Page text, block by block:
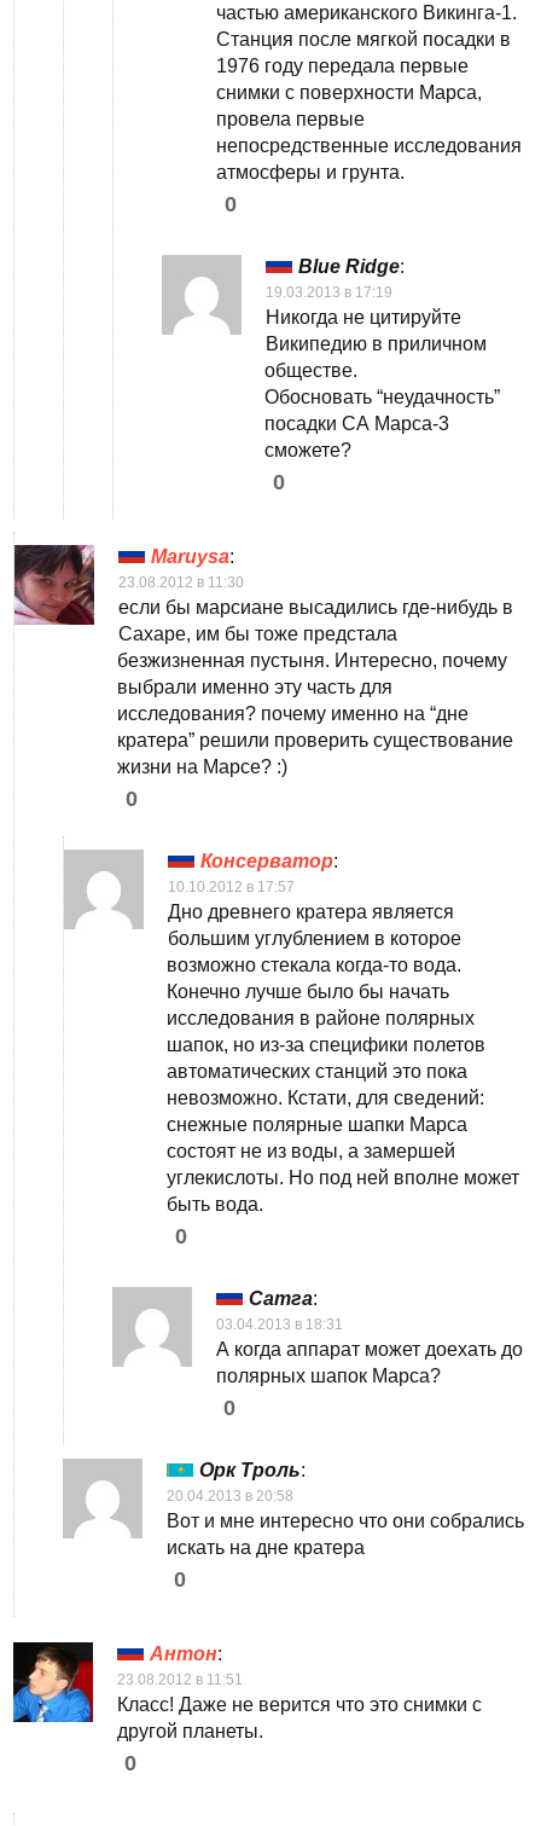
частью американского Викинга-1.
Станция после мягкой посадки в
1976 году передала первые
снимки с поверхности Марса,
провела первые
непосредственные исследования
атмосферы и грунта.
0
Blue Ridge:
19.03.2013 в 17:19
Никогда не цитируйте
Википедию в приличном
обществе.
Обосновать “неудачность”
посадки СА Марса-3
сможете?
0
Maruysa:
23.08.2012 в 11:30
если бы марсиане высадились где-нибудь в
Сахаре, им бы тоже предстала
безжизненная пустыня. Интересно, почему
выбрали именно эту часть для
исследования? почему именно на “дне
кратера” решили проверить существование
жизни на Марсе? :)
0
Консерватор:
10.10.2012 в 17:57
Дно древнего кратера является
большим углублением в которое
возможно стекала когда-то вода.
Конечно лучше было бы начать
исследования в районе полярных
шапок, но из-за специфики полетов
автоматических станций это пока
невозможно. Кстати, для сведений:
снежные полярные шапки Марса
состоят не из воды, а замершей
углекислоты. Но под ней вполне может
быть вода.
0
Сатга:
03.04.2013 в 18:31
А когда аппарат может доехать до
полярных шапок Марса?
0
Орк Троль:
20.04.2013 в 20:58
Вот и мне интересно что они собрались
искать на дне кратера
0
Антон:
23.08.2012 в 11:51
Класс! Даже не верится что это снимки с
другой планеты.
0